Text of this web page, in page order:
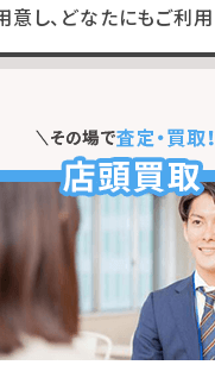
し、どなたにもご利